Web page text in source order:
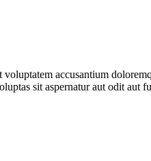
accusantium
sit aspernatur aut odit aut